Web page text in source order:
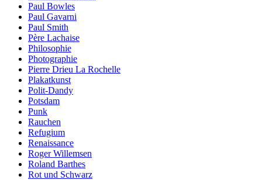
Paul Bowles
Paul Gavarni
Paul Smith
Père Lachaise
Philosophie
Photographie
Pierre Drieu La Rochelle
Plakatkunst
Polit-Dandy
Potsdam
Punk
Rauchen
Refugium
Renaissance
Roger Willemsen
Roland Barthes
Rot und Schwarz